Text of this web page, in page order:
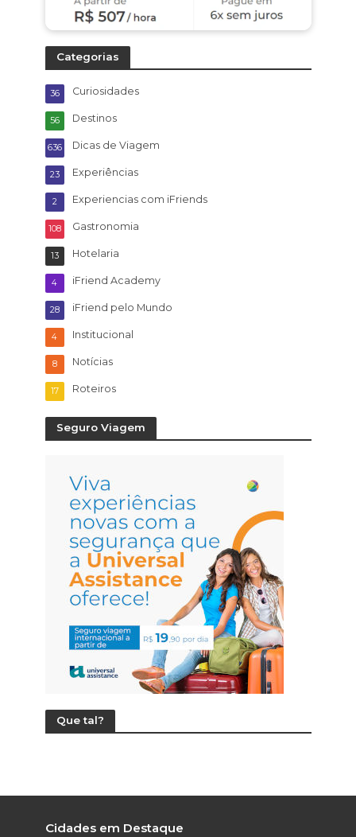
Categorias
Curiosidades
36
Destinos
56
Dicas de Viagem
636
Experiências
23
Experiencias com iFriends
2
Gastronomia
108
Hotelaria
13
iFriend Academy
4
iFriend pelo Mundo
28
Institucional
4
Notícias
8
Roteiros
17
Seguro Viagem
Que tal?
Cidades em Destaque